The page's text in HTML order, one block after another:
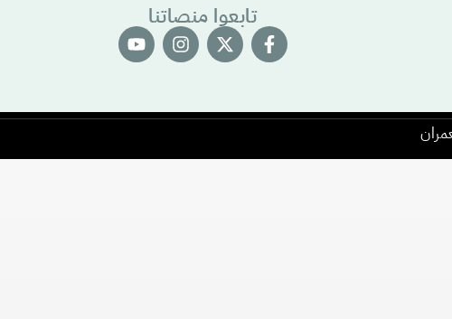
تابعوا منصاتنا